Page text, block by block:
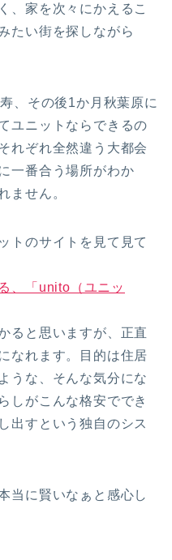
、家を次々にかえるこ
たい街を探しながら
、その後1か月秋葉原に
ユニットならできるの
れぞれ全然違う大都会
一番合う場所がわか
ません。
トのサイトを見て見て
、「unito（ユニッ
ると思いますが、正直
なれます。目的は住居
うな、そんな気分にな
しがこんな格安ででき
出すという独自のシス
当に賢いなぁと感心し